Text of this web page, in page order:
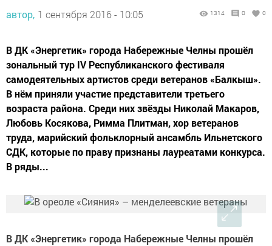
автор, 1 сентября 2016 - 10:05 1314 0 0
В ДК «Энергетик» города Набережные Челны прошёл
зональный тур IV Республиканского фестиваля
самодеятельных артистов среди ветеранов «Балкыш».
В нём приняли участие представители третьего
возраста района. Среди них звёзды Николай Макаров,
Любовь Косякова, Римма Плитман, хор ветеранов
труда, марийский фольклорный ансамбль Ильнетского
СДК, которые по праву признаны лауреатами конкурса.
В ряды...
В ДК «Энергетик» города Набережные Челны прошёл